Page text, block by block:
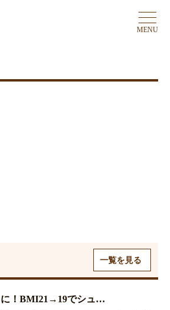
MENU
一覧を見る
に！BMI21→19でシュ…